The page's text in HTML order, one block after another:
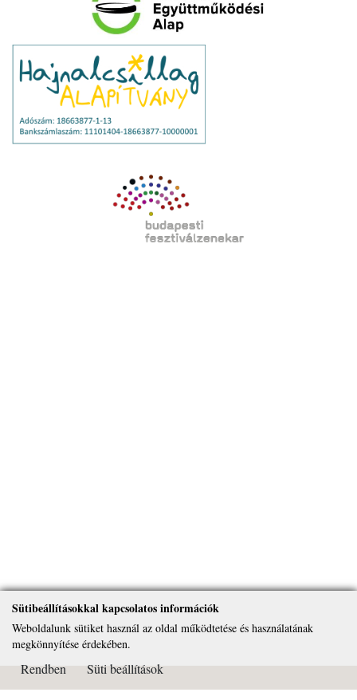
Sütibeállításokkal kapcsolatos információk
Weboldalunk sütiket használ az oldal működtetése és használatának
megkönnyítése érdekében.
Rendben Süti beállítások